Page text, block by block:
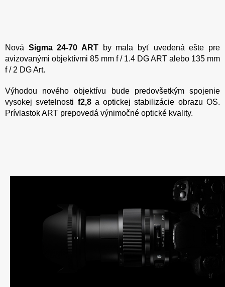
Nová Sigma 24-70 ART by mala byť uvedená ešte pre
avizovanými objektívmi 85 mm f / 1.4 DG ART alebo 135 mm
f / 2 DG Art.
Výhodou nového objektívu bude predovšetkým spojenie
vysokej svetelnosti f2,8a optickej stabilizácie obrazu OS.
Prívlastok ART prepovedá výnimočné optické kvality.